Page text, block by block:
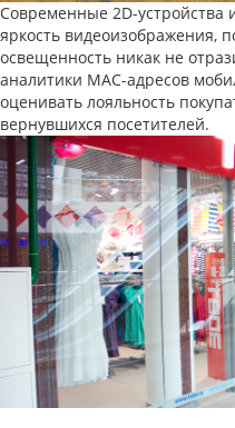
Современные 2D-устройства
яркость видеоизображения,
освещенность никак не
аналитики MAC-адресов
оценивать лояльность
вернувшихся посетителей.